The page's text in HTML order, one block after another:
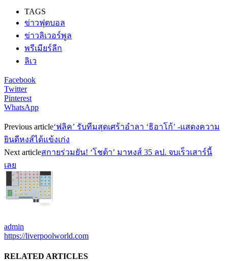
TAGS
ข่าวฟุตบอล
ข่าวลิเวอร์พูล
พรีเมียร์ลีก
ลิเว
Facebook
Twitter
Pinterest
WhatsApp
Previous article‘ฟลิค’ รับทีมสุดเศร้าอำลา ‘ธิอาโก้’ -แสดงความ
ยินดีหงส์ได้แข้งเก่ง
Next articleสกายร่วมยัน! ‘โชต้า’ มาหงส์ 35 ลป. จบเร็วเสาร์นี้
เลย
admin
https://liverpoolworld.com
RELATED ARTICLES